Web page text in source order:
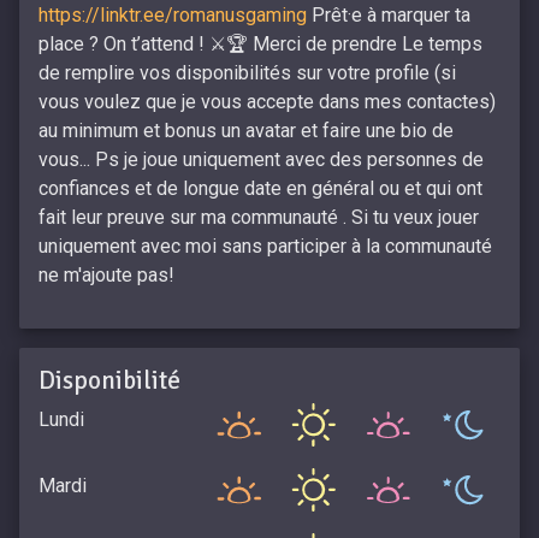
https://linktr.ee/romanusgaming Prêt·e à marquer ta
place ? On t’attend ! ⚔️🏆 Merci de prendre Le temps
de remplire vos disponibilités sur votre profile (si
vous voulez que je vous accepte dans mes contactes)
au minimum et bonus un avatar et faire une bio de
vous... Ps je joue uniquement avec des personnes de
confiances et de longue date en général ou et qui ont
fait leur preuve sur ma communauté . Si tu veux jouer
uniquement avec moi sans participer à la communauté
ne m'ajoute pas!
Disponibilité
Lundi
Mardi